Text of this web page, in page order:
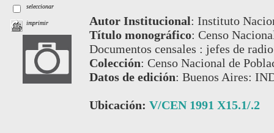
seleccionar
imprimir Autor Institucional: Instituto
Título monográfico: Censo
Documentos censales : jefes de
Colección: Censo Nacional de
Datos de edición: Buenos Aires:
Ubicación: V/CEN 1991 X15.1/.2